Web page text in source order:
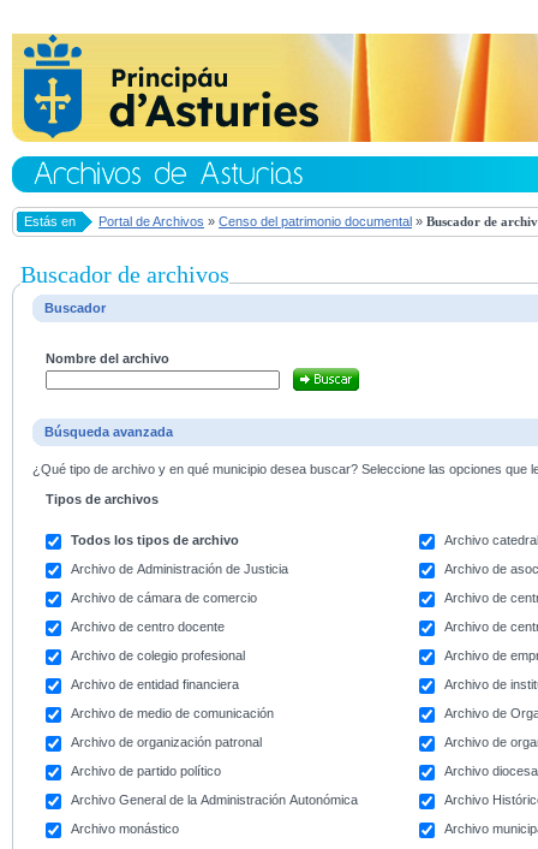
Estás en Portal de Archivos » Censo del patrimonio documental » Buscador de
Buscador de archivos
Buscador
Nombre del archivo
Búsqueda avanzada
¿Qué tipo de archivo y en qué municipio desea buscar? Seleccione las opciones que
Tipos de archivos
Todos los tipos de archivo
Archivo
Archivo de Administración de Justicia
Archivo de
Archivo de cámara de comercio
Archivo de
Archivo de centro docente
Archivo de
Archivo de colegio profesional
Archivo de
Archivo de entidad financiera
Archivo de
Archivo de medio de comunicación
Archivo de
Archivo de organización patronal
Archivo de
Archivo de partido político
Archivo
Archivo General de la Administración Autonómica
Archivo
Archivo monástico
Archivo